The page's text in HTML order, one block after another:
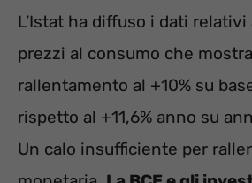
L’Istat ha diffuso i dati relativi
prezzi al consumo che
rallentamento al +10% su
rispetto al +11,6% anno su
Un calo insufficiente per